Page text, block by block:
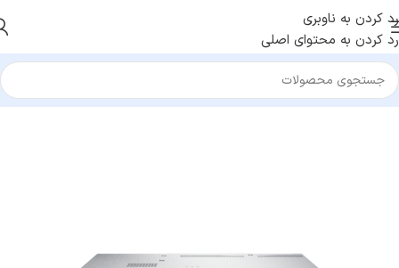
رد کردن به ناوبری
رد کردن به محتوای اصلی